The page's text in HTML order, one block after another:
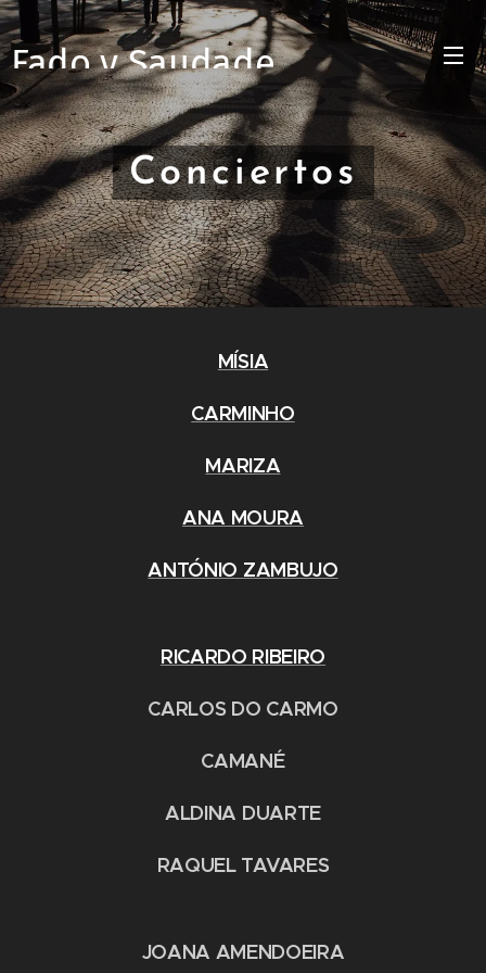
Fado y Saudade
Conciertos
MÍSIA
CARMINHO
MARIZA
ANA MOURA
ANTÓNIO ZAMBUJO
RICARDO RIBEIRO
CARLOS DO CARMO
CAMANÉ
ALDINA DUARTE
RAQUEL TAVARES
JOANA AMENDOEIRA